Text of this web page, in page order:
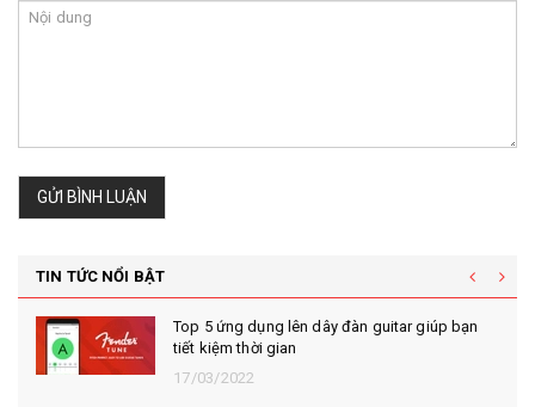
GỬI BÌNH LUẬN
TIN TỨC NỔI BẬT
Top 5 ứng dụng lên dây đàn guitar giúp bạn
tiết kiệm thời gian
17/03/2022